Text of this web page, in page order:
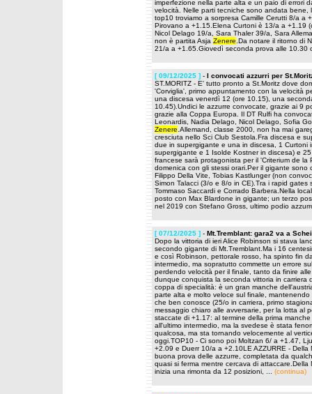
imperfezione nella parte alta e un paio di errori
velocità. Nelle parti tecniche sono andata bene,
top10 troviamo a sorpresa Camille Cerutti 8/a a
Pirovano a +1.15.Elena Curtoni è 13/a a +1.19
Nicol Delago 19/a, Sara Thaler 39/a, Sara
non è partita Asja Zenere .Da notare il ritorno di
21/a a +1.65.Giovedì seconda prova alle 10.30
[ 09/12/2025 ] - I convocati azzurri per
ST.MORITZ - E' tutto pronto a St.Moritz dove
'Corviglia', primo appuntamento con la velocità
una discesa venerdì 12 (ore 10.15), una
10.45).Undici le azzurre convocate, grazie ai 9
grazie alla Coppa Europa. Il DT Rulfi ha
Leonardis, Nadia Delago, Nicol Delago, Sofia
Zenere .Allemand, classe 2000, non ha mai
cresciuta nello Sci Club Sestola.Fra discesa e
due in supergigante e una in discesa, 1
supergigante e 1 Isolde Kostner in discesa) e
francese sarà protagonista per il 'Criterium de
domenica con gli stessi orari.Per il gigante sono
Filippo Della Vite, Tobias Kastlunger (non
Simon Talacci (3/o e 8/o in CE).Tra i rapid
Tommaso Saccardi e Corrado Barbera.Nella
posto con Max Blardone in gigante; un terzo
nel 2019 con Stefano Gross, ultimo podio
[ 07/12/2025 ] - Mt.Tremblant: gara2 va a
Dopo la vittoria di ieri Alice Robinson si stava
secondo gigante di Mt.Tremblant.Ma i 16
e così Robinson, pettorale rosso, ha spinto fin
intermedio, ma sopratutto commette un errore
perdendo velocità per il finale, tanto da finire
dunque conquista la seconda vittoria in
coppa di specialità: è un gran manche
parte alta e molto veloce sul finale,
che ben conosce (25/o in carriera, primo
messaggio chiaro alle avversarie, per la lotta al
staccate di +1.17: al termine della prima
all'ultimo intermedio, ma la svedese è stata
qualcosa, ma sta tornando velocemente al
oggi.TOP10 - Ci sono poi Moltzan 6/ a +1.47,
+2.09 e Duerr 10/a a +2.10LE AZZURRE -
buona prova delle azzurre, completata da
quasi si ferma mentre cercava di
inizia una rimonta da 12 posizioni, ... (continua)